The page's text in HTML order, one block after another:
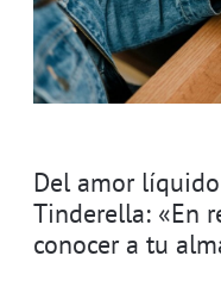
Del amor
Tinderella: «En
conocer a tu